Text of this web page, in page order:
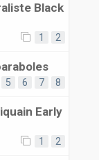
Black
1 2
5 6 7 8
Early
1 2